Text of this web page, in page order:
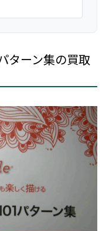
ターン集の買取